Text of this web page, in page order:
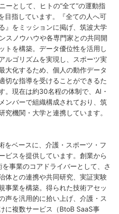
ーとして、ヒトの“全て”の運動指
目指しています。『全ての人へ可
』をミッションに掲げ、筑波大学
スノウハウや各専門家との共同開
トを構築。データ優位性を活用し
ルゴリズムを実現し、スポーツ実
大化するため、個人の動作データ
切な指導を受けることができるた
。現在は約30名程の体制で、AI・
ンバーで組織構成されており、筑
機関・大学と連携しています。
をベースに、介護・スポーツ・フ
ビスを提供しています。創業から
事業のコアドライバーとして、さ
体との連携や共同研究、実証実験
事業を構築。得られた技術アセッ
声を汎用的に拾い上げ、介護・ス
に複数サービス（BtoB SaaS事